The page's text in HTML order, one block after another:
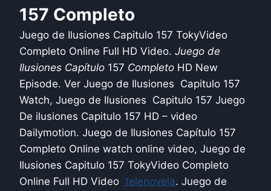
157 Completo
Juego de Ilusiones Capitulo 157 TokyVideo
Completo Online Full HD Video. Juego de
Ilusiones Capítulo 157 Completo HD New
Episode. Ver Juego de Ilusiones Capitulo 157
Watch, Juego de Ilusiones Capitulo 157 Juego
De ilusiones Capitulo 157 HD – video
Dailymotion. Juego de Ilusiones Capítulo 157
Completo Online watch online video, Juego de
Ilusiones Capitulo 157 TokyVideo Completo
Online Full HD Video telenovela. Juego de